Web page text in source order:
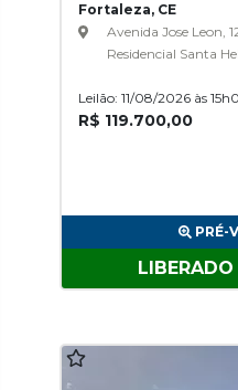
Fortaleza, CE
Avenida Jose Leon,
Residencial Santa
Leilão: 11/08/2026 às
R$ 119.700,00
PRÉ-